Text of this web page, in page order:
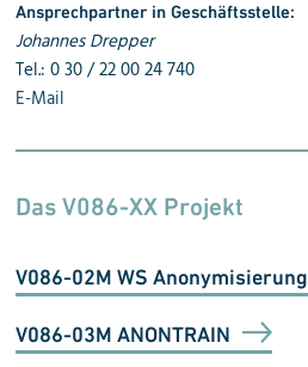
Ansprechpartner in Geschäftsstelle:
Johannes Drepper
Tel.: 0 30 / 22 00 24 740
E-Mail
Das V086-XX Projekt
V086-02M WS Anonymisierung
V086-03M ANONTRAIN